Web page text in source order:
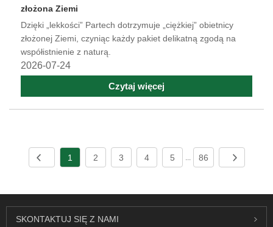
złożona Ziemi
Dzięki „lekkości” Partech dotrzymuje „ciężkiej” obietnicy
złożonej Ziemi, czyniąc każdy pakiet delikatną zgodą na
współistnienie z naturą.
2026-07-24
Czytaj więcej
1 2 3 4 5 86
SKONTAKTUJ SIĘ Z NAMI